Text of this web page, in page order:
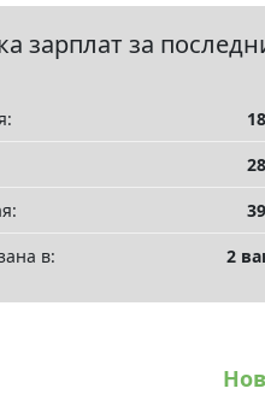
▼
зарплат за
в:
2